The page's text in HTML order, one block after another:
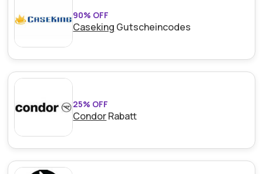
90% OFF
Caseking Gutscheincodes
25% OFF
CondorRabatt